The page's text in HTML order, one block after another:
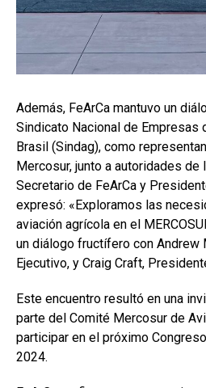
Además, FeArCa mantuvo un
Sindicato Nacional de Empresas
Brasil (Sindag), como
Mercosur, junto a autoridades de
Secretario de FeArCa y
expresó: «Exploramos las
aviación agrícola en el
un diálogo fructífero con Andrew
Ejecutivo, y Craig Craft,
Este encuentro resultó en una
parte del Comité Mercosur de
participar en el próximo
2024.